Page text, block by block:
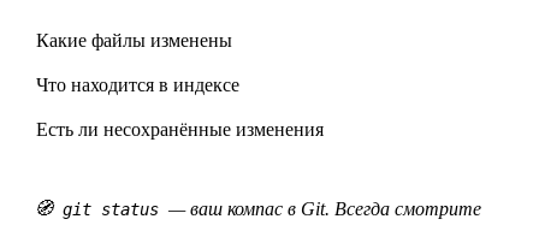
Какие файлы изменены
Что находится в индексе
Есть ли несохранённые изменения
🧭 git status — ваш компас в Git. Всегда смотрите